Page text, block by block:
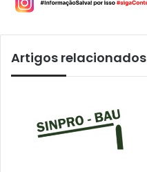
Artigos relacionados